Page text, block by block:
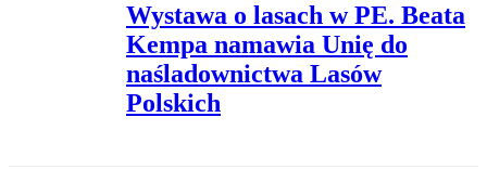
Wystawa o lasach w PE. Beata
Kempa namawia Unię do
naśladownictwa Lasów
Polskich